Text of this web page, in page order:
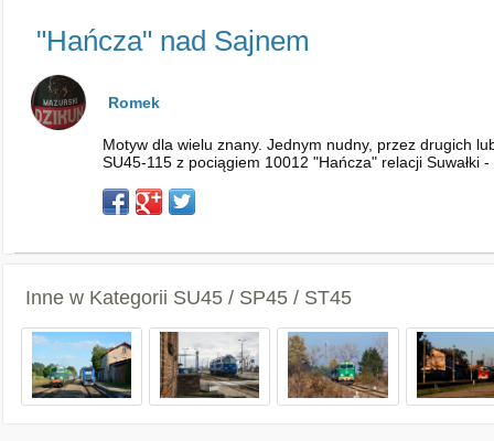
"Hańcza" nad Sajnem
Romek
Motyw dla wielu znany. Jednym nudny, przez drugich
SU45-115 z pociągiem 10012 "Hańcza" relacji Suwałki
Inne w Kategorii SU45 / SP45 / ST45